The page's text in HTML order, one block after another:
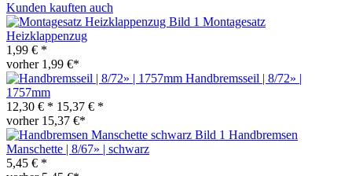
Kunden kauften auch
Montagesatz
Heizklappenzug
1,99 € *
vorher 1,99 €*
Handbremsseil | 8/72» |
1757mm
12,30 € * 15,37 € *
vorher 15,37 €*
Handbremsen
Manschette | 8/67» | schwarz
5,45 € *